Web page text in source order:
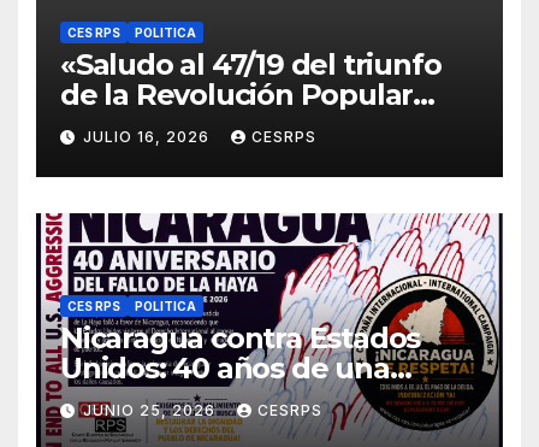
CES RPS POLITICA
«Saludo al 47/19 del triunfo
de la Revolución Popular
Sandinista : Siempre + allá!»
JULIO 16, 2026 CESRPS
CES RPS POLITICA
Nicaragua contra Estados
Unidos: 40 años de una
sentencia histórica que sigue
esperando justicia
JUNIO 25, 2026 CESRPS